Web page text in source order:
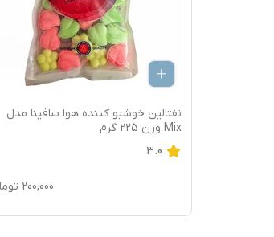
نفتالین خوشبو کننده هوا سافینا مدل
Mix وزن 225 گرم
3.0
200,000